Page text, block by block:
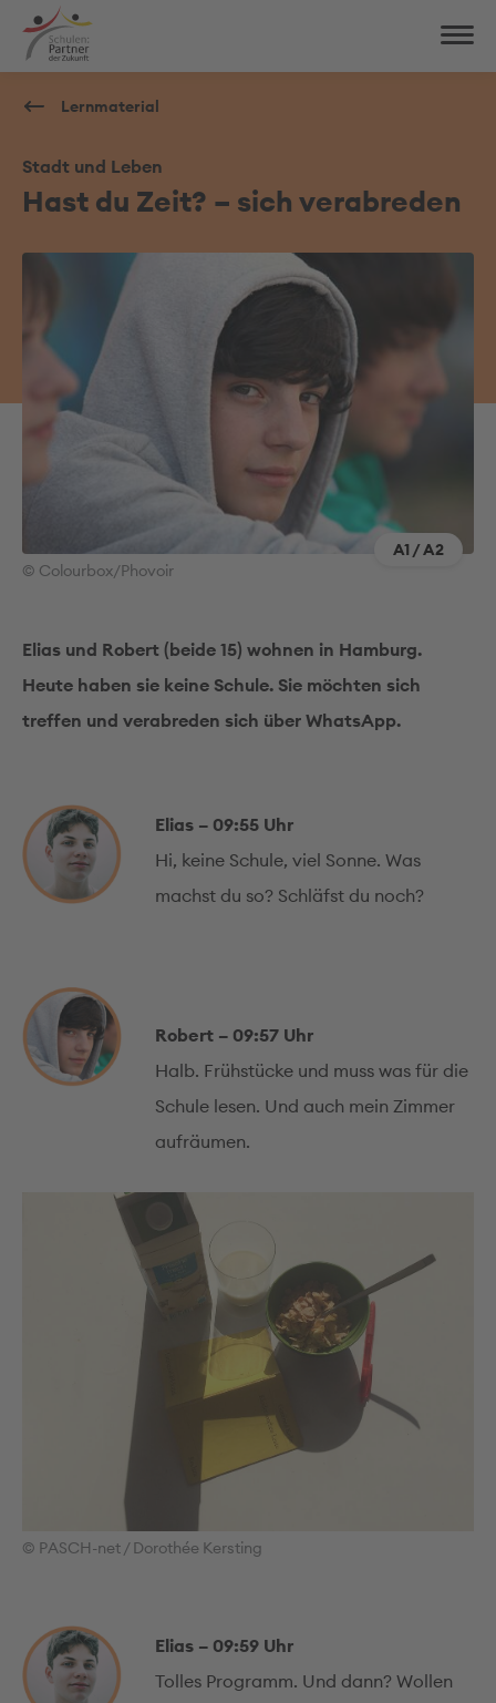
Lernmaterial
Stadt und Leben
Hast du Zeit? – sich verabreden
A1 / A2
© Colourbox/Phovoir
Elias und Robert (beide 15) wohnen in Hamburg.
Heute haben sie keine Schule. Sie möchten sich
treffen und verabreden sich über WhatsApp.
Elias – 09:55 Uhr
Hi, keine Schule, viel Sonne. Was
machst du so? Schläfst du noch?
Robert – 09:57 Uhr
Halb. Frühstücke und muss was für die
Schule lesen. Und auch mein Zimmer
aufräumen.
© PASCH-net / Dorothée Kersting
Elias – 09:59 Uhr
Tolles Programm. Und dann? Wollen